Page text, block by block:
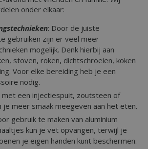
onder elkaar:
: Door de juiste
gebruiken zijn er veel meer
mogelijk. Denk hierbij aan
stoven, roken, dichtschroeien, koken
Voor elke bereiding heb je een
nodig.
met een injectiespuit, zoutsteen of
je meer smaak meegeven aan het eten.
gebruik te maken van aluminium
kun je vet opvangen, terwijl je
je eigen handen kunt beschermen.